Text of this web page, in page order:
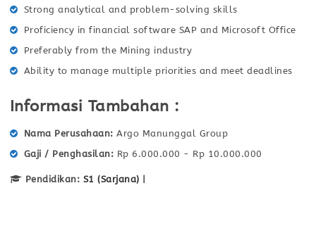
Strong analytical and problem-solving skills
Proficiency in financial software SAP and Microsoft Office
Preferably from the Mining industry
Ability to manage multiple priorities and meet deadlines
Informasi Tambahan :
Nama Perusahaan
Argo Manunggal Group
Gaji / Penghasilan
Rp 6.000.000 - Rp 10.000.000
Pendidikan: S1 (Sarjana) |